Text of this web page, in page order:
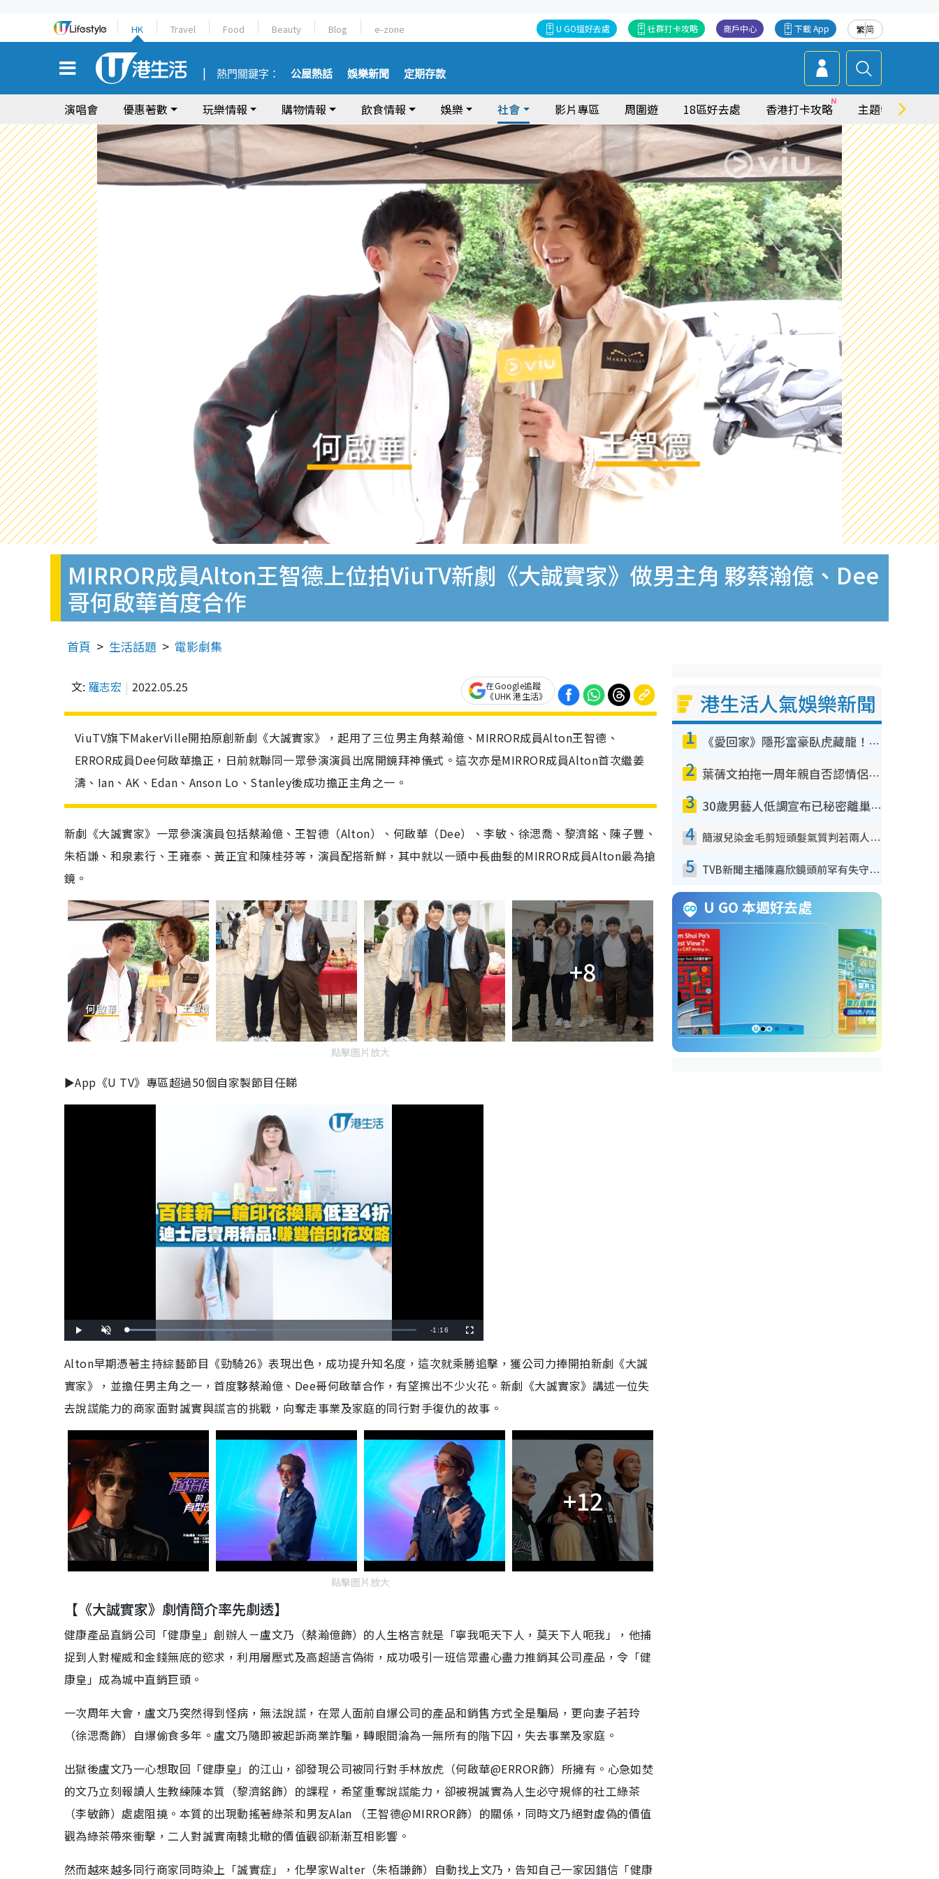
HK Travel Food Beauty Blog e-zone 繁简
下載 App
商戶中心
社群打卡攻略
U GO搵好去處
熱門關鍵字： 公屋熱話 娛樂新聞 定期存款
演唱會 優惠著數 玩樂情報 購物情報 飲食情報 娛樂 社會 影片專區 周圍遊 18區好去處 香港打卡攻略 主題特集
MIRROR成員Alton王智德上位拍ViuTV新劇《大誠實家》做男主角 夥蔡瀚億、Dee
哥何啟華首度合作
首頁 生活話題 電影劇集
文: 羅志宏 2022.05.25
在Google追蹤
《UHK 港生活》
ViuTV旗下MakerVille開拍原創新劇《大誠實家》，起用了三位男主角蔡瀚億、MIRROR成員Alton王智德、
ERROR成員Dee何啟華擔正，日前就聯同一眾參演演員出席開鏡拜神儀式。這次亦是MIRROR成員Alton首次繼姜
濤、Ian、AK、Edan、Anson Lo、Stanley後成功擔正主角之一。
新劇《大誠實家》一眾參演演員包括蔡瀚億、王智德（Alton）、何啟華（Dee）、李敏、徐㴓喬、黎濟銘、陳子豐、
朱栢謙、和泉素行、王雍泰、黃正宜和陳桂芬等，演員配搭新鮮，其中就以一頭中長曲髮的MIRROR成員Alton最為搶
鏡。
+8
點擊圖片放大
►App《U TV》專區超過50個自家製節目任睇
l
n
t
e
L
e
d
4
4
5
%
R
m
a
i
n
T
i
m
-1:16
u
s
c
e
e
Alton早期憑著主持綜藝節目《勁騎26》表現出色，成功提升知名度，這次就乘勝追擊，獲公司力捧開拍新劇《大誠
實家》，並擔任男主角之一，首度夥蔡瀚億、Dee哥何啟華合作，有望擦出不少火花。新劇《大誠實家》講述一位失
去說謊能力的商家面對誠實與謊言的挑戰，向奪走事業及家庭的同行對手復仇的故事。
+12
點擊圖片放大
【《大誠實家》劇情簡介率先劇透】
健康產品直銷公司「健康皇」創辦人－盧文乃（蔡瀚億飾）的人生格言就是「寧我呃天下人，莫天下人呃我」，他捕
捉到人對權威和金錢無底的慾求，利用層壓式及高超語言偽術，成功吸引一班信眾盡心盡力推銷其公司產品，令「健
康皇」成為城中直銷巨頭。
一次周年大會，盧文乃突然得到怪病，無法說謊，在眾人面前自爆公司的產品和銷售方式全是騙局，更向妻子若玲
（徐㴓喬飾）自爆偷食多年。盧文乃隨即被起訴商業詐騙，轉眼間淪為一無所有的階下囚，失去事業及家庭。
出獄後盧文乃一心想取回「健康皇」的江山，卻發現公司被同行對手林放虎（何啟華@ERROR飾）所擁有。心急如焚
的文乃立刻報讀人生教練陳本質（黎濟銘飾）的課程，希望重奪說謊能力，卻被視誠實為人生必守規條的社工綠茶
（李敏飾）處處阻撓。本質的出現動搖著綠茶和男友Alan （王智德@MIRROR飾）的關係，同時文乃絕對虛偽的價值
觀為綠茶帶來衝擊，二人對誠實南轅北轍的價值觀卻漸漸互相影響。
然而越來越多同行商家同時染上「誠實症」，化學家Walter（朱栢謙飾）自動找上文乃，告知自己一家因錯信「健康
港生活人氣娛樂新聞
1 《愛回家》隱形富豪臥虎藏龍！盤點12位財氣逼人的有錢藝人：呢位靚女3億身家唔憂做
2 葉蒨文拍拖一周年親自否認情侶關係？！被質疑感情造假竟稱GM「普通同事」
3 30歲男藝人低調宣布已秘密離巢！人氣急跌變失蹤人口︰「這幾年過得並不容易」
4 簡淑兒染金毛剪短頭髮氣質判若兩人！嚇壞老公麥大力都認唔出：「你做咩事？」
5 TVB新聞主播陳嘉欣鏡頭前罕有失守！遭林超英一句說話突襲嚇親當場大笑
U GO 本週好去處